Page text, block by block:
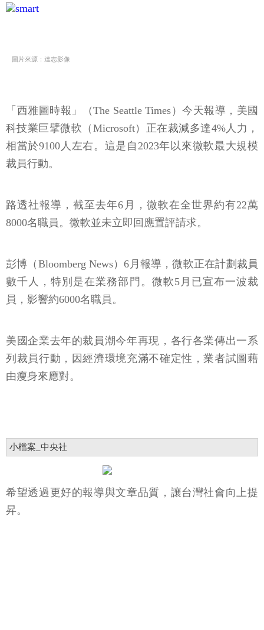
圖片來源：達志影像
「西雅圖時報」（The Seattle Times）今天報導，美國
科技業巨擘微軟（Microsoft）正在裁減多達4%人力，
相當於9100人左右。這是自2023年以來微軟最大規模
裁員行動。
路透社報導，截至去年6月，微軟在全世界約有22萬
8000名職員。微軟並未立即回應置評請求。
彭博（Bloomberg News）6月報導，微軟正在計劃裁員
數千人，特別是在業務部門。微軟5月已宣布一波裁
員，影響約6000名職員。
美國企業去年的裁員潮今年再現，各行各業傳出一系
列裁員行動，因經濟環境充滿不確定性，業者試圖藉
由瘦身來應對。
小檔案_中央社
希望透過更好的報導與文章品質，讓台灣社會向上提
昇。